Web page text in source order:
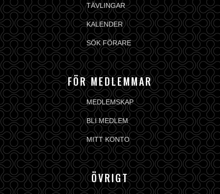
TÄVLINGAR
KALENDER
SÖK FÖRARE
FÖR MEDLEMMAR
MEDLEMSKAP
BLI MEDLEM
MITT KONTO
ÖVRIGT